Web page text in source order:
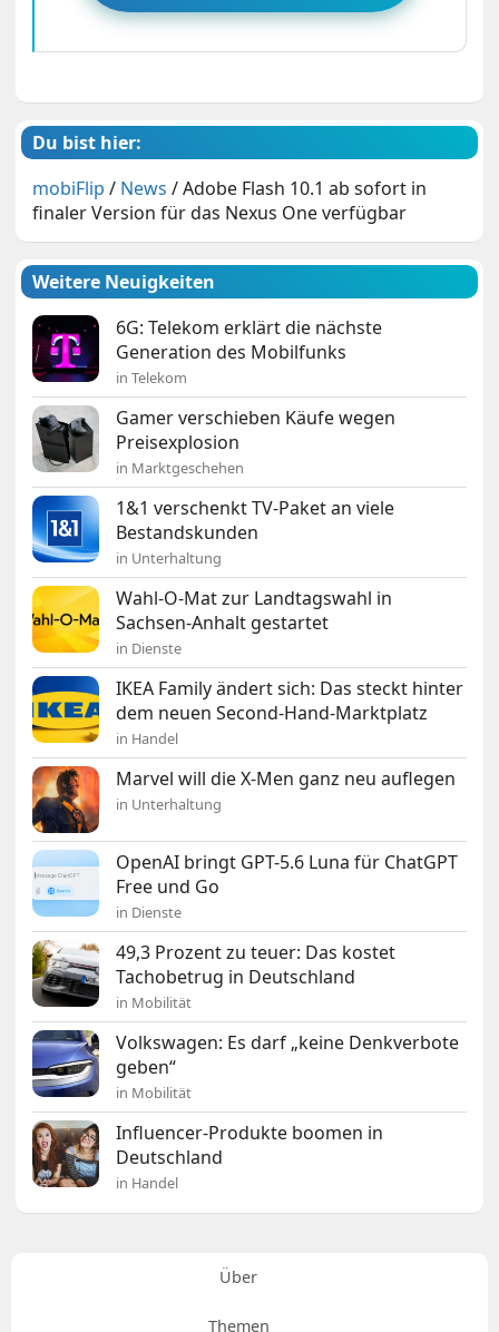
Du bist hier:
mobiFlip / News /Adobe Flash 10.1 ab sofort in
finaler Version für das Nexus One verfügbar
Weitere Neuigkeiten
6G: Telekom erklärt die nächste
Generation des Mobilfunks
in Telekom
Gamer verschieben Käufe wegen
Preisexplosion
in Marktgeschehen
1&1 verschenkt TV-Paket an viele
Bestandskunden
in Unterhaltung
Wahl-O-Mat zur Landtagswahl in
Sachsen-Anhalt gestartet
in Dienste
IKEA Family ändert sich: Das steckt hinter
dem neuen Second-Hand-Marktplatz
in Handel
Marvel will die X-Men ganz neu auflegen
in Unterhaltung
OpenAI bringt GPT-5.6 Luna für ChatGPT
Free und Go
in Dienste
49,3 Prozent zu teuer: Das kostet
Tachobetrug in Deutschland
in Mobilität
Volkswagen: Es darf „keine Denkverbote
geben“
in Mobilität
Influencer-Produkte boomen in
Deutschland
in Handel
Über
Themen